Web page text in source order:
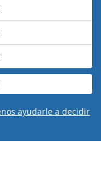
ayudarle a decidir